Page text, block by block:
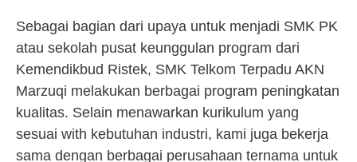
Sebagai bagian dari upaya untuk menjadi SMK PK
atau sekolah pusat keunggulan program dari
Kemendikbud Ristek, SMK Telkom Terpadu AKN
Marzuqi melakukan berbagai program peningkatan
kualitas. Selain menawarkan kurikulum yang
sesuai with kebutuhan industri, kami juga bekerja
sama dengan berbagai perusahaan ternama untuk